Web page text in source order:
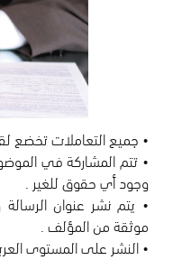
• تتم المشاركة في
• يتم نشر عنوان
• النشر على المستوى